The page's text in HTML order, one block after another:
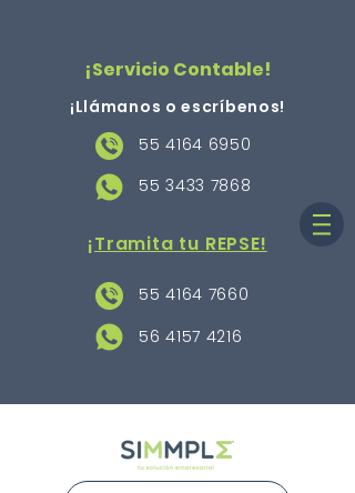
¡Servicio Contable!
¡Llámanos o escríbenos!
55 4164 6950
55 3433 7868
¡Tramita tu REPSE!
55 4164 7660
56 4157 4216